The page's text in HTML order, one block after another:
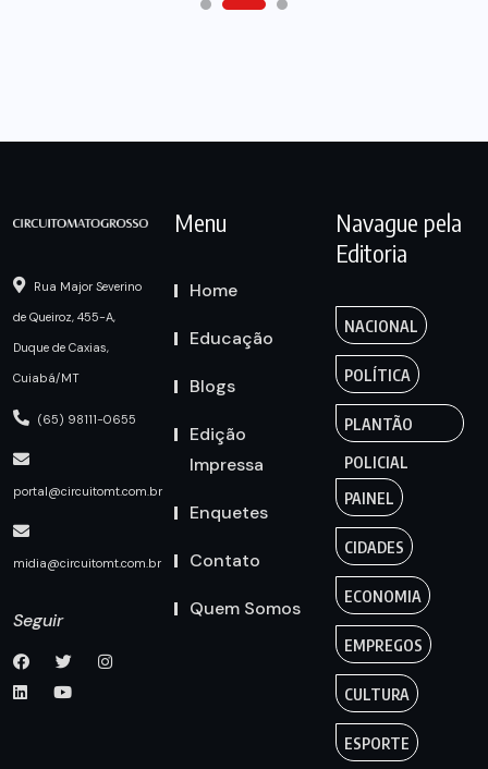
Rua Major Severino
de Queiroz, 455-A,
Duque de Caxias,
Cuiabá/MT
(65) 98111-0655
portal@circuitomt.com.br
midia@circuitomt.com.br
Seguir
Menu
Home
Educação
Blogs
Edição
Impressa
Enquetes
Contato
Quem Somos
Navague pela
Editoria
NACIONAL
POLÍTICA
PLANTÃO
POLICIAL
PAINEL
CIDADES
ECONOMIA
EMPREGOS
CULTURA
ESPORTE